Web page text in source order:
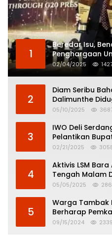
1
Beredar Isu,
Penghargaan
02/04/2025
2
Diam Seribu
Dalimunthe
05/10/2025
3
IWO Deli
Pelantikan
Serdang
02/21/2025
4
Aktivis LSM
Tengah Malam
Tinggi
05/05/2025
5
Warga Tambak
Berharap
Banjir
09/15/2024 2339